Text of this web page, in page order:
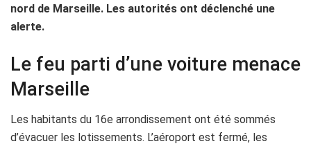
nord de Marseille. Les autorités ont déclenché une
alerte.
Le feu parti d’une voiture menace
Marseille
Les habitants du 16e arrondissement ont été sommés
d’évacuer les lotissements. L’aéroport est fermé, les